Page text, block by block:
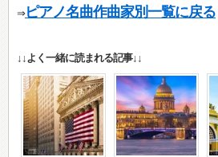
⇒ピアノ名曲作曲家別一覧に戻る
↓↓よく一緒に読まれる記事↓↓